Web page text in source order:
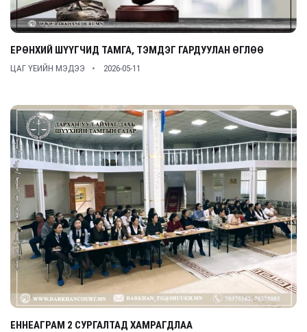
ЕРӨНХИЙ ШҮҮГЧИД ТАМГА, ТЭМДЭГ ГАРДУУЛАН ӨГЛӨӨ
ЦАГ ҮЕИЙН МЭДЭЭ 2026-05-11
ЕННЕАГРАМ 2 СУРГАЛТАД ХАМРАГДЛАА